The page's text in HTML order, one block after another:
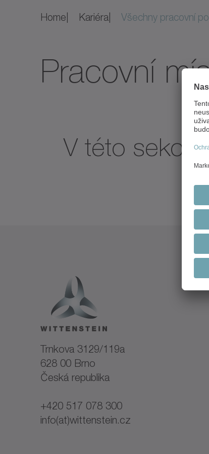
Home Kariéra Všechny pracovní
Pracovní
V této sekci
Trnkova 3129/119a
628 00 Brno
Česká republika
+420 517 078 300
info(at)wittenstein.cz